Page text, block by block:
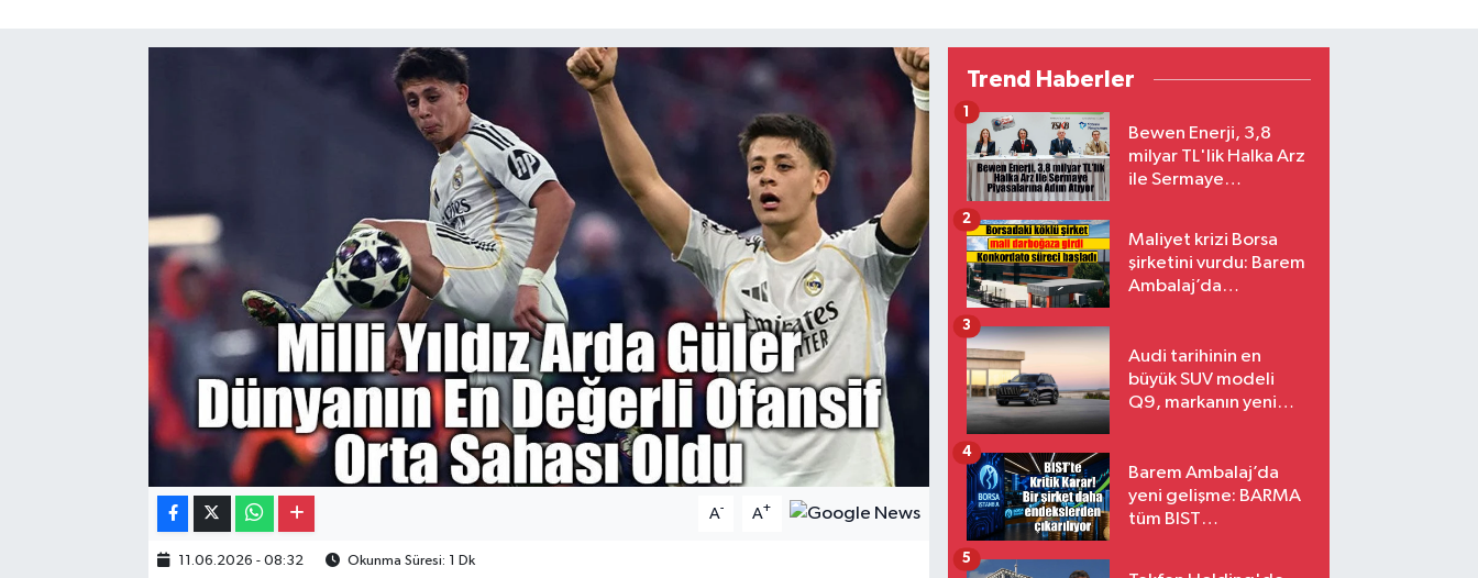
A- A+
11.06.2026 - 08:32 Okunma Süresi: 1 Dk
Trend Haberler
Bewen Enerji, 3,8
milyar TL'lik Halka Arz
ile Sermaye
1
Maliyet krizi Borsa
şirketini vurdu: Barem
Ambalaj’da
2
Audi tarihinin en
büyük SUV modeli
Q9, markanın yeni
3
Barem Ambalaj’da
yeni gelişme: BARMA
tüm BIST
4
5